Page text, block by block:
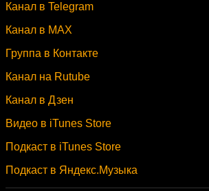
Канал в Telegram
Канал в MAX
Группа в Контакте
Канал на Rutube
Канал в Дзен
Видео в iTunes Store
Подкаст в iTunes Store
Подкаст в Яндекс.Музыка